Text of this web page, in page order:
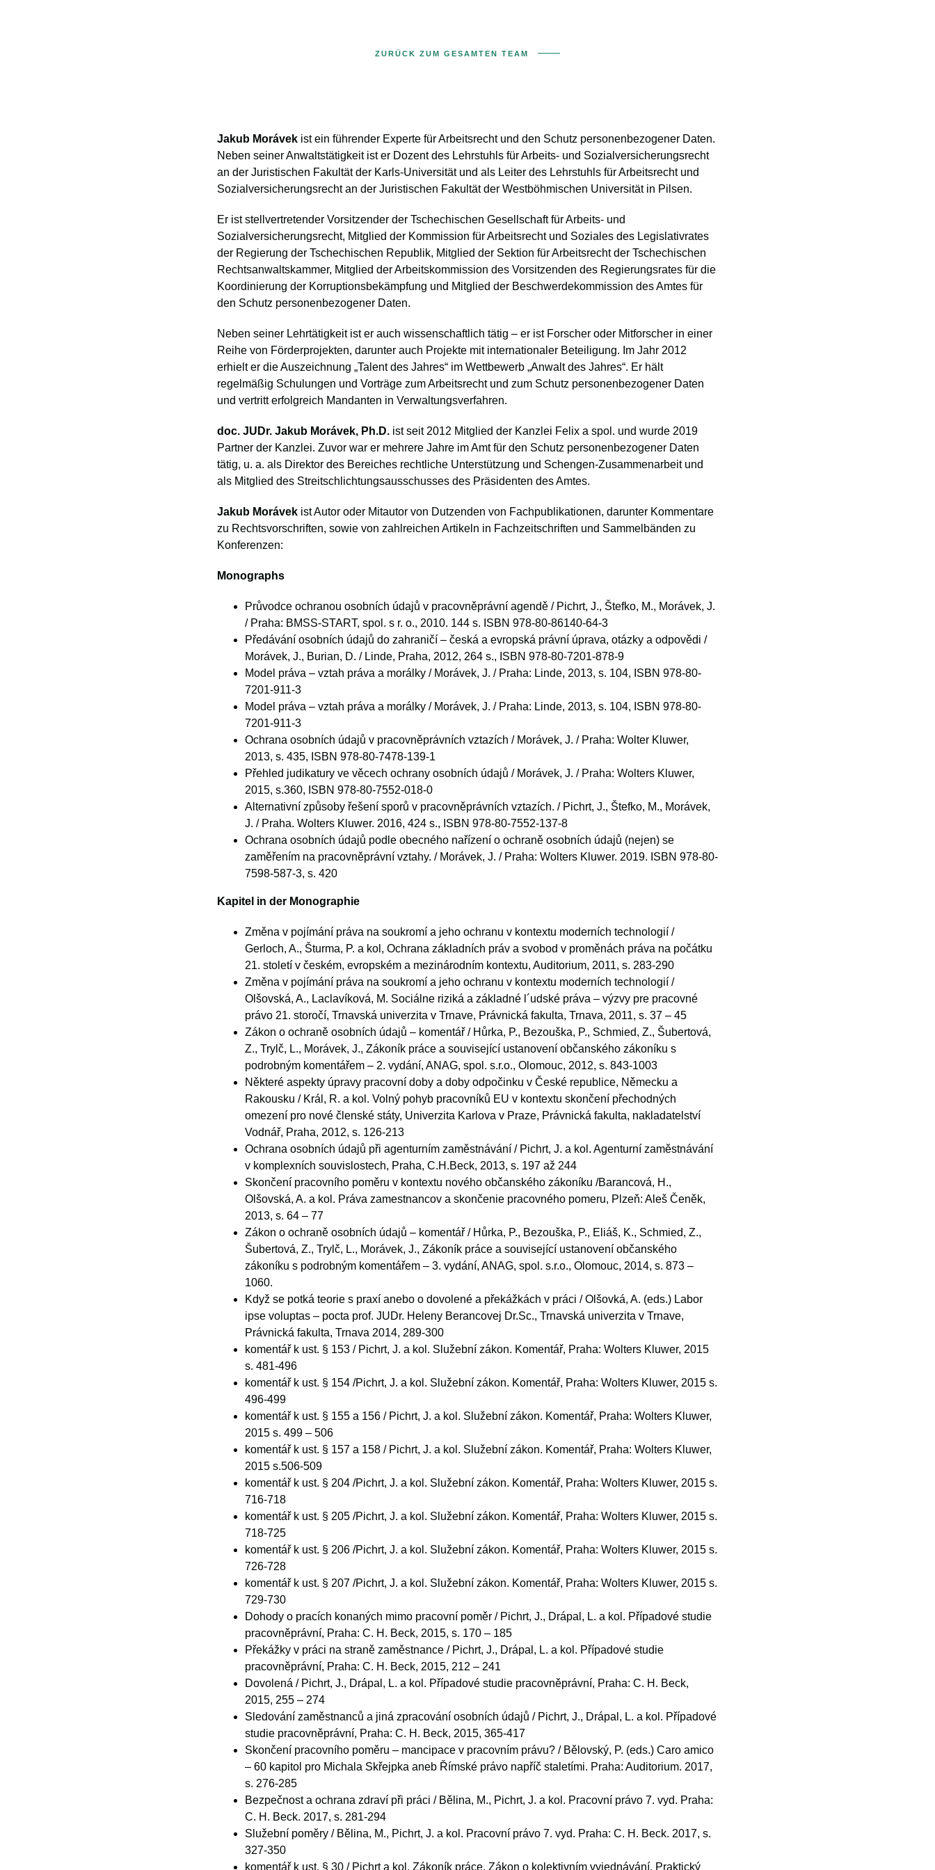
ZURÜCK ZUM GESAMTEN TEAM
Jakub Morávek ist ein führender Experte für Arbeitsrecht und den Schutz personenbezogener Daten.
Neben seiner Anwaltstätigkeit ist er Dozent des Lehrstuhls für Arbeits- und Sozialversicherungsrecht
an der Juristischen Fakultät der Karls-Universität und als Leiter des Lehrstuhls für Arbeitsrecht und
Sozialversicherungsrecht an der Juristischen Fakultät der Westböhmischen Universität in Pilsen.
Er ist stellvertretender Vorsitzender der Tschechischen Gesellschaft für Arbeits- und
Sozialversicherungsrecht, Mitglied der Kommission für Arbeitsrecht und Soziales des Legislativrates
der Regierung der Tschechischen Republik, Mitglied der Sektion für Arbeitsrecht der Tschechischen
Rechtsanwaltskammer, Mitglied der Arbeitskommission des Vorsitzenden des Regierungsrates für die
Koordinierung der Korruptionsbekämpfung und Mitglied der Beschwerdekommission des Amtes für
den Schutz personenbezogener Daten.
Neben seiner Lehrtätigkeit ist er auch wissenschaftlich tätig – er ist Forscher oder Mitforscher in einer
Reihe von Förderprojekten, darunter auch Projekte mit internationaler Beteiligung. Im Jahr 2012
erhielt er die Auszeichnung „Talent des Jahres“ im Wettbewerb „Anwalt des Jahres“. Er hält
regelmäßig Schulungen und Vorträge zum Arbeitsrecht und zum Schutz personenbezogener Daten
und vertritt erfolgreich Mandanten in Verwaltungsverfahren.
doc. JUDr. Jakub Morávek, Ph.D. ist seit 2012 Mitglied der Kanzlei Felix a spol. und wurde 2019
Partner der Kanzlei. Zuvor war er mehrere Jahre im Amt für den Schutz personenbezogener Daten
tätig, u. a. als Direktor des Bereiches rechtliche Unterstützung und Schengen-Zusammenarbeit und
als Mitglied des Streitschlichtungsausschusses des Präsidenten des Amtes.
Jakub Morávek ist Autor oder Mitautor von Dutzenden von Fachpublikationen, darunter Kommentare
zu Rechtsvorschriften, sowie von zahlreichen Artikeln in Fachzeitschriften und Sammelbänden zu
Konferenzen:
Monographs
Průvodce ochranou osobních údajů v pracovněprávní agendě / Pichrt, J., Štefko, M., Morávek, J.
/ Praha: BMSS-START, spol. s r. o., 2010. 144 s. ISBN 978-80-86140-64-3
Předávání osobních údajů do zahraničí – česká a evropská právní úprava, otázky a odpovědi /
Morávek, J., Burian, D. / Linde, Praha, 2012, 264 s., ISBN 978-80-7201-878-9
Model práva – vztah práva a morálky / Morávek, J. / Praha: Linde, 2013, s. 104, ISBN 978-80-
7201-911-3
Model práva – vztah práva a morálky / Morávek, J. / Praha: Linde, 2013, s. 104, ISBN 978-80-
7201-911-3
Ochrana osobních údajů v pracovněprávních vztazích / Morávek, J. / Praha: Wolter Kluwer,
2013, s. 435, ISBN 978-80-7478-139-1
Přehled judikatury ve věcech ochrany osobních údajů / Morávek, J. / Praha: Wolters Kluwer,
2015, s.360, ISBN 978-80-7552-018-0
Alternativní způsoby řešení sporů v pracovněprávních vztazích. / Pichrt, J., Štefko, M., Morávek,
J. / Praha. Wolters Kluwer. 2016, 424 s., ISBN 978-80-7552-137-8
Ochrana osobních údajů podle obecného nařízení o ochraně osobních údajů (nejen) se
zaměřením na pracovněprávní vztahy. / Morávek, J. / Praha: Wolters Kluwer. 2019. ISBN 978-80-
7598-587-3, s. 420
Kapitel in der Monographie
Změna v pojímání práva na soukromí a jeho ochranu v kontextu moderních technologií /
Gerloch, A., Šturma, P. a kol, Ochrana základních práv a svobod v proměnách práva na počátku
21. století v českém, evropském a mezinárodním kontextu, Auditorium, 2011, s. 283-290
Změna v pojímání práva na soukromí a jeho ochranu v kontextu moderních technologií /
Olšovská, A., Laclavíková, M. Sociálne riziká a základné l´udské práva – výzvy pre pracovné
právo 21. storočí, Trnavská univerzita v Trnave, Právnická fakulta, Trnava, 2011, s. 37 – 45
Zákon o ochraně osobních údajů – komentář / Hůrka, P., Bezouška, P., Schmied, Z., Šubertová,
Z., Trylč, L., Morávek, J., Zákoník práce a související ustanovení občanského zákoníku s
podrobným komentářem – 2. vydání, ANAG, spol. s.r.o., Olomouc, 2012, s. 843-1003
Některé aspekty úpravy pracovní doby a doby odpočinku v České republice, Německu a
Rakousku / Král, R. a kol. Volný pohyb pracovníků EU v kontextu skončení přechodných
omezení pro nové členské státy, Univerzita Karlova v Praze, Právnická fakulta, nakladatelství
Vodnář, Praha, 2012, s. 126-213
Ochrana osobních údajů při agenturním zaměstnávání / Pichrt, J. a kol. Agenturní zaměstnávání
v komplexních souvislostech, Praha, C.H.Beck, 2013, s. 197 až 244
Skončení pracovního poměru v kontextu nového občanského zákoníku /Barancová, H.,
Olšovská, A. a kol. Práva zamestnancov a skončenie pracovného pomeru, Plzeň: Aleš Čeněk,
2013, s. 64 – 77
Zákon o ochraně osobních údajů – komentář / Hůrka, P., Bezouška, P., Eliáš, K., Schmied, Z.,
Šubertová, Z., Trylč, L., Morávek, J., Zákoník práce a související ustanovení občanského
zákoníku s podrobným komentářem – 3. vydání, ANAG, spol. s.r.o., Olomouc, 2014, s. 873 –
1060.
Když se potká teorie s praxí anebo o dovolené a překážkách v práci / Olšovká, A. (eds.) Labor
ipse voluptas – pocta prof. JUDr. Heleny Berancovej Dr.Sc., Trnavská univerzita v Trnave,
Právnická fakulta, Trnava 2014, 289-300
komentář k ust. § 153 / Pichrt, J. a kol. Služební zákon. Komentář, Praha: Wolters Kluwer, 2015
s. 481-496
komentář k ust. § 154 /Pichrt, J. a kol. Služební zákon. Komentář, Praha: Wolters Kluwer, 2015 s.
496-499
komentář k ust. § 155 a 156 / Pichrt, J. a kol. Služební zákon. Komentář, Praha: Wolters Kluwer,
2015 s. 499 – 506
komentář k ust. § 157 a 158 / Pichrt, J. a kol. Služební zákon. Komentář, Praha: Wolters Kluwer,
2015 s.506-509
komentář k ust. § 204 /Pichrt, J. a kol. Služební zákon. Komentář, Praha: Wolters Kluwer, 2015 s.
716-718
komentář k ust. § 205 /Pichrt, J. a kol. Služební zákon. Komentář, Praha: Wolters Kluwer, 2015 s.
718-725
komentář k ust. § 206 /Pichrt, J. a kol. Služební zákon. Komentář, Praha: Wolters Kluwer, 2015 s.
726-728
komentář k ust. § 207 /Pichrt, J. a kol. Služební zákon. Komentář, Praha: Wolters Kluwer, 2015 s.
729-730
Dohody o pracích konaných mimo pracovní poměr / Pichrt, J., Drápal, L. a kol. Případové studie
pracovněprávní, Praha: C. H. Beck, 2015, s. 170 – 185
Překážky v práci na straně zaměstnance / Pichrt, J., Drápal, L. a kol. Případové studie
pracovněprávní, Praha: C. H. Beck, 2015, 212 – 241
Dovolená / Pichrt, J., Drápal, L. a kol. Případové studie pracovněprávní, Praha: C. H. Beck,
2015, 255 – 274
Sledování zaměstnanců a jiná zpracování osobních údajů / Pichrt, J., Drápal, L. a kol. Případové
studie pracovněprávní, Praha: C. H. Beck, 2015, 365-417
Skončení pracovního poměru – mancipace v pracovním právu? / Bělovský, P. (eds.) Caro amico
– 60 kapitol pro Michala Skřejpka aneb Římské právo napříč staletími. Praha: Auditorium. 2017,
s. 276-285
Bezpečnost a ochrana zdraví při práci / Bělina, M., Pichrt, J. a kol. Pracovní právo 7. vyd. Praha:
C. H. Beck. 2017, s. 281-294
Služební poměry / Bělina, M., Pichrt, J. a kol. Pracovní právo 7. vyd. Praha: C. H. Beck. 2017, s.
327-350
komentář k ust. § 30 / Pichrt a kol. Zákoník práce. Zákon o kolektivním vyjednávání. Praktický